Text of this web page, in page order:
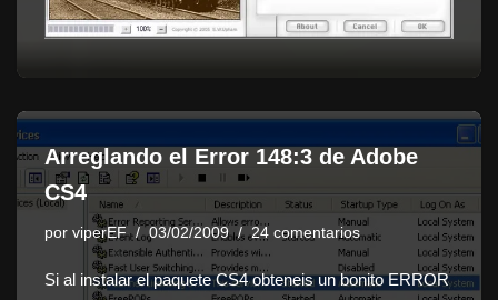
Arreglando el Error 148:3 de Adobe
CS4
por viperEF 03/02/2009 24 comentarios
Si al instalar el paquete CS4 obteneis un bonito ERROR